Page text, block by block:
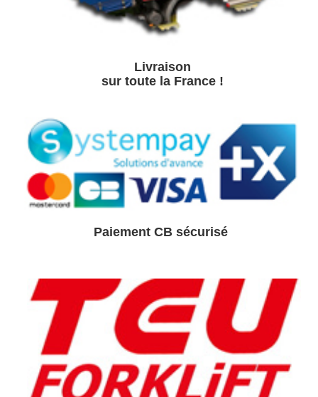
Livraison
sur toute la France !
Paiement CB sécurisé